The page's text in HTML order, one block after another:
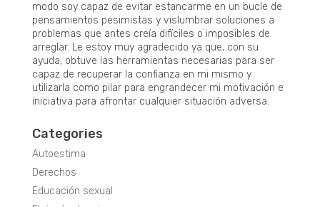
modo soy capaz de evitar estancarme en un bucle de
pensamientos pesimistas y vislumbrar soluciones a
problemas que antes creía difíciles o imposibles de
arreglar. Le estoy muy agradecido ya que, con su
ayuda, obtuve las herramientas necesarias para ser
capaz de recuperar la confianza en mi mismo y
utilizarla como pilar para engrandecer mi motivación e
iniciativa para afrontar cualquier situación adversa.
Categories
Autoestima
Derechos
Educación sexual